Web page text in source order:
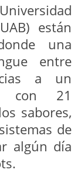
están
una
entre
a un
con 21
sabores,
de
algún día